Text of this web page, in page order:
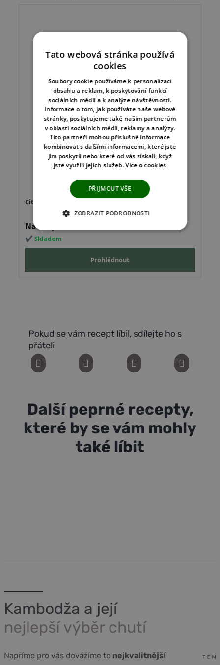
Pokud se vám recept líbil, sdílejte ho s
přáteli
Další peprné recepty,
které by se vám mohly
také líbit
Kambodža a její
nejlepší výběr chutí
Napřímo pro vás dovážíme to nejkvalitnější
Tato webová stránka používá
cookies
Soubory cookie používáme k personalizaci
obsahu a reklam, k poskytování funkcí
sociálních médií a k analýze návštěvnosti.
Informace o tom, jak používáte naše webové
stránky, poskytujeme také našim partnerům
v oblasti sociálních médií, reklamy a analýzy.
Tito partneři mohou příslušné informace
kombinovat s dalšími informacemi, které jste
jim poskytli nebo které od vás získali, když
jste využili jejich služeb.Více o cookies
PŘIJMOUT VŠE
ZOBRAZIT PODROBNOSTI
NEZBYTNĚ NUTNÉ COOKIES
MARKETINGOVÉ COOKIES